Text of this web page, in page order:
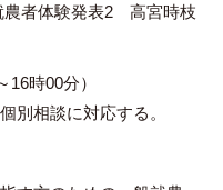
者体験発表2 高宮時枝
16時00分）
別相談に対応する。